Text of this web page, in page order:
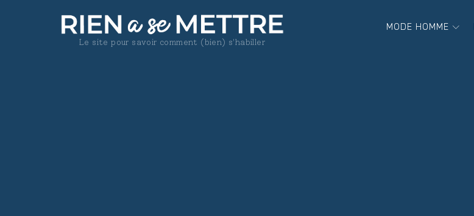
Le site pour savoir comment (bien) s'habiller
MODE HOMME